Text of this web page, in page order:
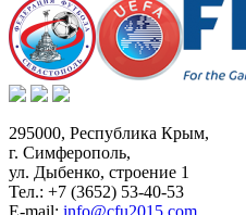
295000, Республика Крым,
г. Симферополь,
ул. Дыбенко, строение 1
Тел.: +7 (3652) 53-40-53
E-mail: info@cfu2015.com